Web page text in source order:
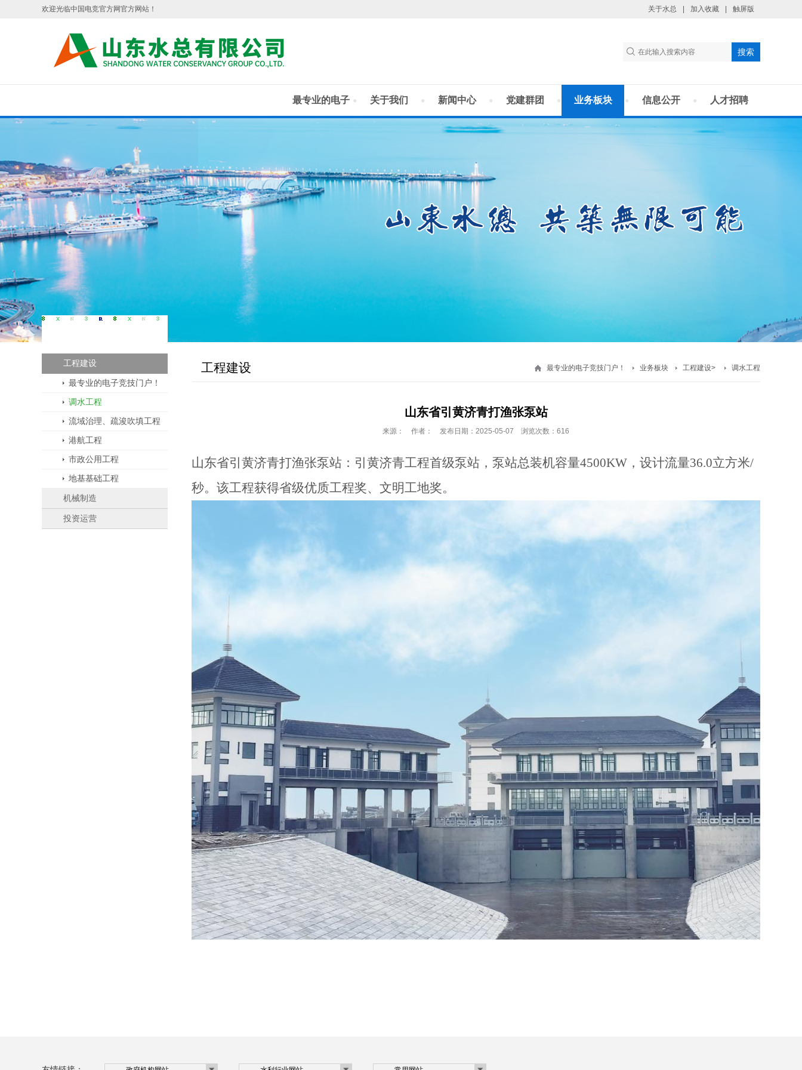
欢迎光临中国电竞官方网官方网站！ 关于水总 加入收藏 触屏版
人才招聘
信息公开
业务板块
党建群团
新闻中心
关于我们
最专业的电子
工程建设
最专业的电子竞技门户！
调水工程
流域治理、疏浚吹填工程
港航工程
市政公用工程
地基基础工程
机械制造
投资运营
最专业的电子竞技门户！ 业务板块 工程建设> 调水工程
工程建设
山东省引黄济青打渔张泵站
来源： 作者： 发布日期：2025-05-07 浏览次数：616
山东省引黄济青打渔张泵站：引黄济青工程首级泵站，泵站总装机容量4500KW，设计流量36.0立方米/
秒。该工程获得省级优质工程奖、文明工地奖。